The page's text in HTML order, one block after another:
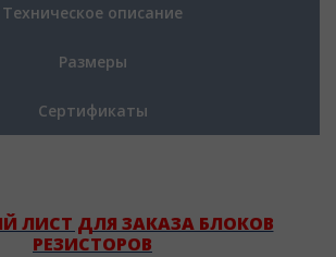
Техническое описание
Размеры
Сертификаты
ЛИСТ ДЛЯ ЗАКАЗА БЛОКОВ
РЕЗИСТОРОВ